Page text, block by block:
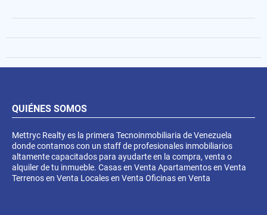
QUIÉNES SOMOS
Mettryc Realty es la primera Tecnoinmobiliaria de Venezuela
donde contamos con un staff de profesionales inmobiliarios
altamente capacitados para ayudarte en la compra, venta o
alquiler de tu inmueble. Casas en Venta Apartamentos en Venta
Terrenos en Venta Locales en Venta Oficinas en Venta